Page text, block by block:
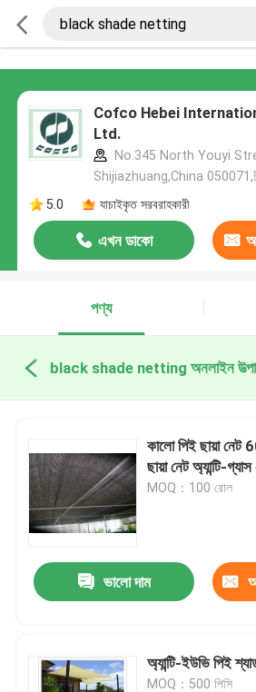
Cofco Hebei
Ltd.
No.345 North Youyi
Shijiazhuang,China
5.0
যাচাইকৃত সরবরাহকারী
এখন ডাকো
পণ্য
black shade netting অনলাইন
কালো পিই ছায়া
ছায়া নেট অ্যান্টি-
MOQ：100 রোল
ভালো দাম
অ্যান্টি-ইউভি পিই
MOQ：500 পিসি